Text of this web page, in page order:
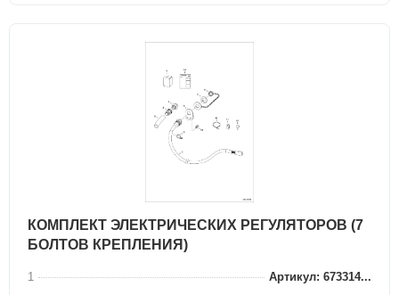
КОМПЛЕКТ ЭЛЕКТРИЧЕСКИХ РЕГУЛЯТОРОВ (7
БОЛТОВ КРЕПЛЕНИЯ)
1
Артикул: 673314...